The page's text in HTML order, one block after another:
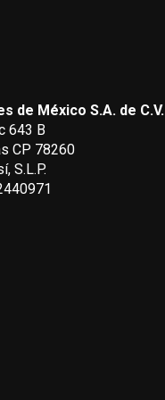
de México S.A. de C.V.
643 B
CP 78260
S.L.P.